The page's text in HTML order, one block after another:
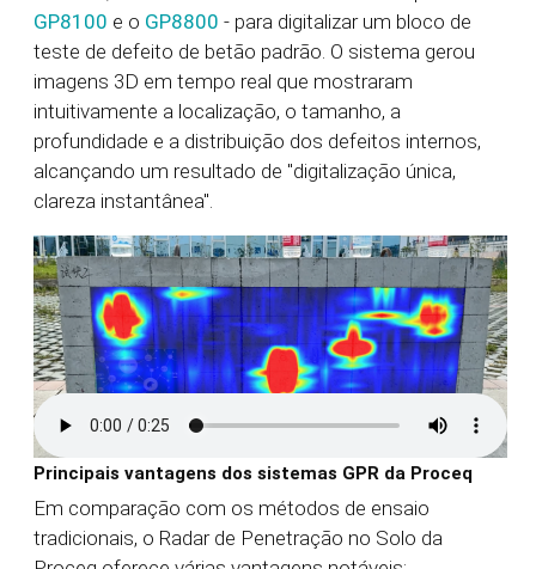
GP8100 e o GP8800 - para digitalizar um bloco de
teste de defeito de betão padrão. O sistema gerou
imagens 3D em tempo real que mostraram
intuitivamente a localização, o tamanho, a
profundidade e a distribuição dos defeitos internos,
alcançando um resultado de "digitalização única,
clareza instantânea".
Principais vantagens dos sistemas GPR da Proceq
Em comparação com os métodos de ensaio
tradicionais, o Radar de Penetração no Solo da